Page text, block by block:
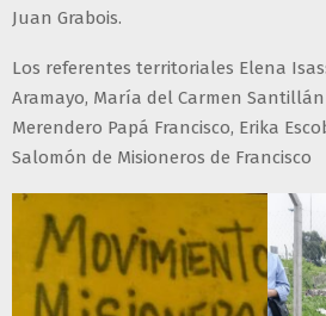
Juan Grabois.
Los referentes territoriales Elena
Aramayo, María del Carmen
Merendero Papá Francisco, Erika
Salomón de Misioneros de Francisco